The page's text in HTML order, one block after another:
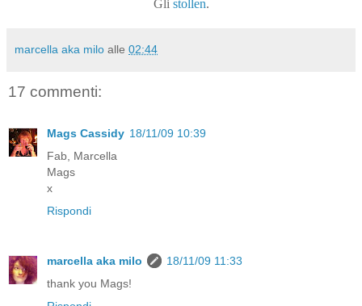
Gli stollen.
marcella aka milo alle 02:44
17 commenti:
Mags Cassidy 18/11/09 10:39
Fab, Marcella
Mags
x
Rispondi
marcella aka milo
18/11/09 11:33
thank you Mags!